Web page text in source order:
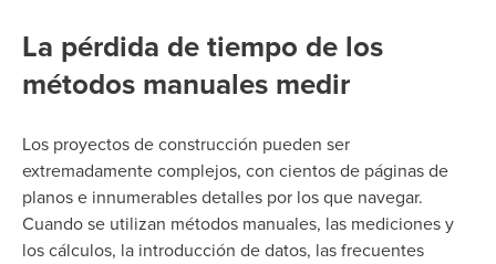
La pérdida de tiempo de los
métodos manuales medir
Los proyectos de construcción pueden ser
extremadamente complejos, con cientos de páginas de
planos e innumerables detalles por los que navegar.
Cuando se utilizan métodos manuales, las mediciones y
los cálculos, la introducción de datos, las frecuentes